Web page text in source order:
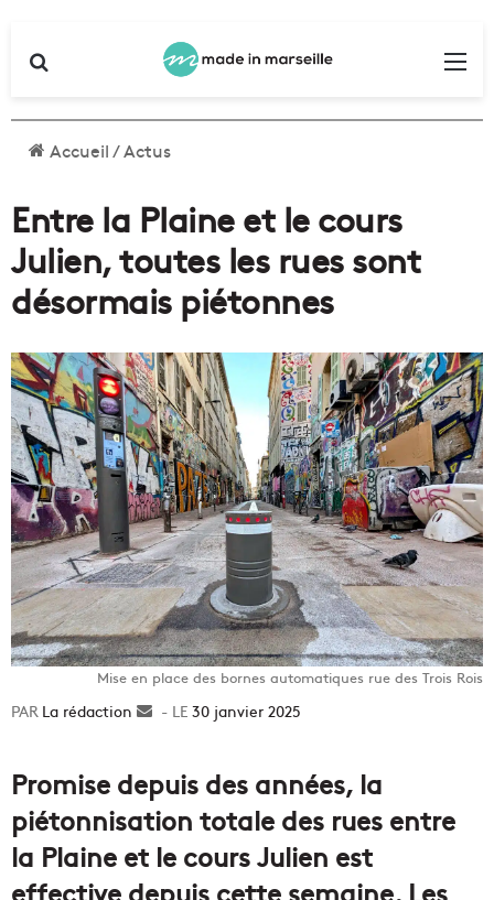
Accueil/Actus
Entre la Plaine et le cours
Julien, toutes les rues sont
désormais piétonnes
Mise en place des bornes automatiques rue des Trois Rois
La rédaction
Envoyer30 janvier 2025
Promise depuis des années, la
piétonnisation totale des rues entre
la Plaine et le cours Julien est
effective depuis cette semaine. Les